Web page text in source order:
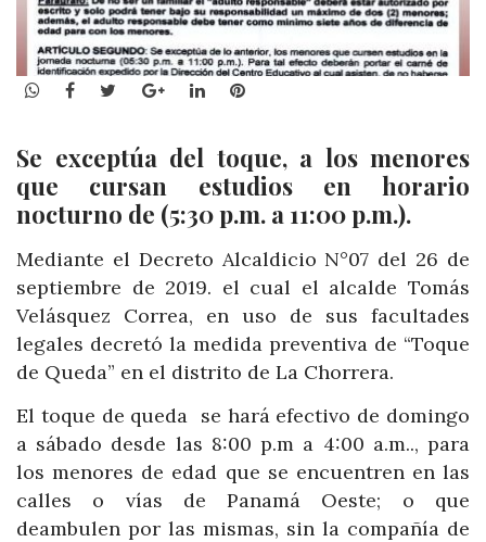
WhatsApp
Facebook
TwitterGoogle+LinkedInPinterest
Se exceptúa del toque, a los menores
que cursan estudios en horario
nocturno de (5:30 p.m. a 11:00 p.m.).
Mediante el Decreto Alcaldicio N°07 del 26 de
septiembre de 2019. el cual el alcalde Tomás
Velásquez Correa, en uso de sus facultades
legales decretó la medida preventiva de “Toque
de Queda” en el distrito de La Chorrera.
El toque de queda se hará efectivo de domingo
a sábado desde las 8:00 p.m a 4:00 a.m.., para
los menores de edad que se encuentren en las
calles o vías de Panamá Oeste; o que
deambulen por las mismas, sin la compañía de